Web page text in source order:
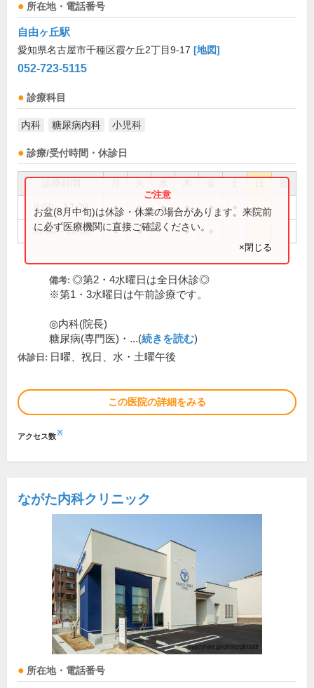
所在地・電話番号
自由ヶ丘駅
愛知県名古屋市千種区霞ケ丘2丁目9-17 [地図]
052-723-5115
診療科目
内科 糖尿病内科 小児科
診療/受付時間・休診日
祝
9:00～12:00 ● ● ● ● ●
16:30～18:30 ● ● ●
お盆(8月中旬)は休診・休業の場合があります。来院前
に必ず医療機関に直接ご確認ください。
×閉じる
備考: ◎第2・4水曜日は全日休診◎
※第1・3水曜日は午前診療です。
◎内科(院長)
糖尿病(専門医)・...(続きを読む)
休診日: 日曜、祝日、水・土曜午後
この医院の詳細をみる
アクセス数※
ながた内科クリニック
所在地・電話番号